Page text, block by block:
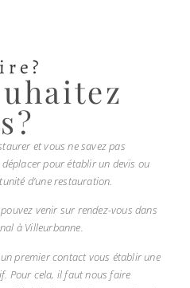
et vous ne savez pas
pour établir un devis ou
d’une restauration.
venir sur rendez-vous dans
à Villeurbanne.
premier contact vous établir une
Pour cela, il faut nous faire